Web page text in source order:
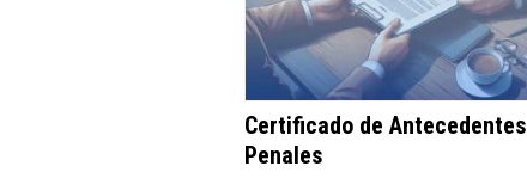
Certificado de Antecedentes
Penales